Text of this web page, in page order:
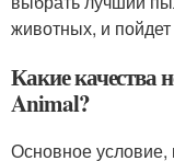
животных, и
Какие качества
Animal?
Основное